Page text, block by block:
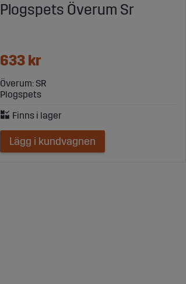
Plogspets Överum Sr
633 kr
Överum: SR
Plogspets
Lägg i kundvagnen